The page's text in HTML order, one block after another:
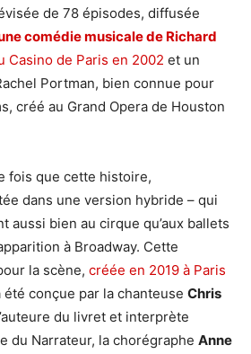
de 78 épisodes, diffusée
comédie musicale de Richard
Casino de Paris en 2002 et un
Portman, bien connue pour
créé au Grand Opera de Houston
fois que cette histoire,
dans une version hybride – qui
aussi bien au cirque qu’aux ballets
à Broadway. Cette
la scène, créée en 2019 à Paris
été conçue par la chanteuse Chris
du livret et interprète
du Narrateur, la chorégraphe Anne